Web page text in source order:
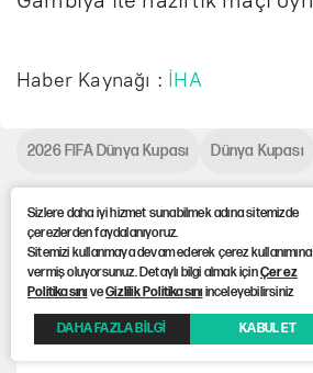
Haber Kaynağı : İHA
Çok Okunanlar
İstanbul’da yol ortasında kavga
2026 FIFA Dünya Kupası Dünya Kupası
Sizlere daha iyi hizmet sunabilmek adına sitemizde
çerezlerden faydalanıyoruz.
Sitemizi kullanmaya devam ederek çerez
vermiş oluyorsunuz. Detaylı bilgi almak içinÇerez
PolitikasınıveGizlilik Politikasınıinceleyebilirsiniz
DAHA FAZLA BİLGİ KABUL ET